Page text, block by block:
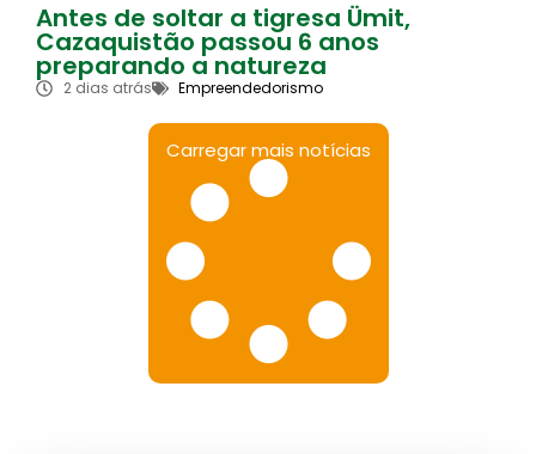
Antes de soltar a tigresa Ümit,
Cazaquistão passou 6 anos
preparando a natureza
2 dias atrás Empreendedorismo
Carregar mais notícias